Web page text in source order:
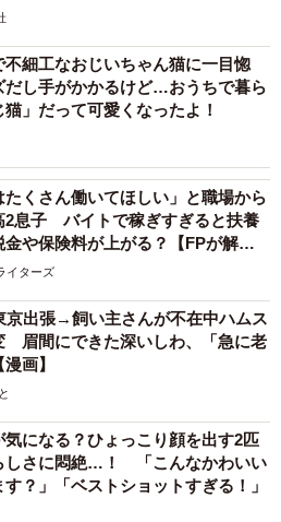
不細工なおじいちゃん猫に一目惚
し手がかかるけど…おうちで暮ら
」だって可愛くなったよ！
たくさん働いてほしい」と職場から
2息子 バイトで稼ぎすぎると扶養
金や保険料が上がる？【FPが解
イターズ
京出張→飼い主さんが不在中ハムス
眉間にできた深いしわ、「急に老
画】
気になる？ひょっこり顔を出す2匹
しさに悶絶…！ 「こんなかわいい
？」「ベストショットすぎる！」